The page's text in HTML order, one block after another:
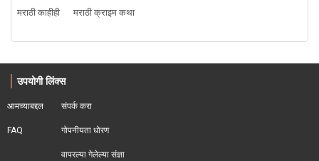
मराठी काहीही
मराठी क्राइम कथा
उपयोगी लिंक्स
आमच्याबद्दल
FAQ
संपर्क करा
गोपनीयता धोरण
वापरल्या गेलेल्या संज्ञा